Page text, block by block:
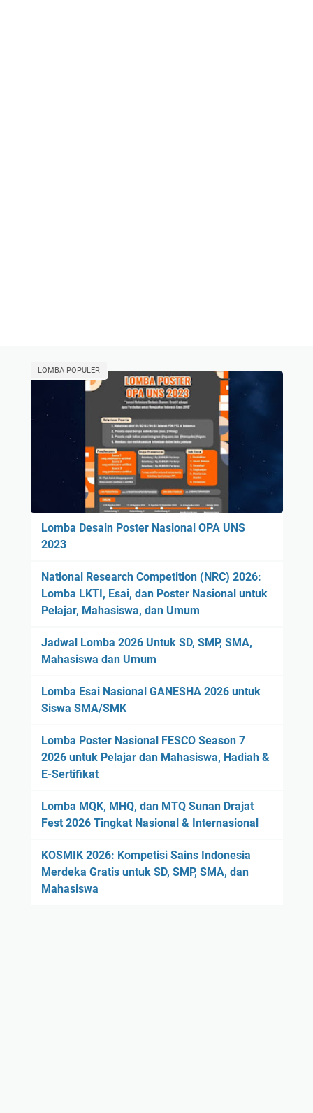
LOMBA POPULER
Lomba Desain Poster Nasional OPA UNS
2023
National Research Competition (NRC) 2026:
Lomba LKTI, Esai, dan Poster Nasional untuk
Pelajar, Mahasiswa, dan Umum
Jadwal Lomba 2026 Untuk SD, SMP, SMA,
Mahasiswa dan Umum
Lomba Esai Nasional GANESHA 2026 untuk
Siswa SMA/SMK
Lomba Poster Nasional FESCO Season 7
2026 untuk Pelajar dan Mahasiswa, Hadiah &
E-Sertifikat
Lomba MQK, MHQ, dan MTQ Sunan Drajat
Fest 2026 Tingkat Nasional & Internasional
KOSMIK 2026: Kompetisi Sains Indonesia
Merdeka Gratis untuk SD, SMP, SMA, dan
Mahasiswa